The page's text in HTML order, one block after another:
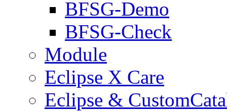
BFSG-Demo
BFSG-Check
Module
Eclipse X Care
Eclipse &